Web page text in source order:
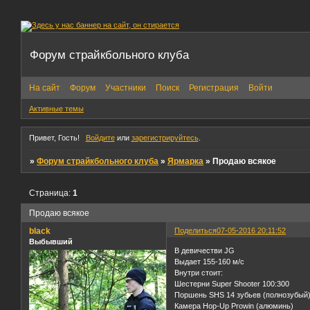
Форум страйкбольного клуба
На сайт Форум Участники Поиск Регистрация Войти
Активные темы
Привет, Гость! Войдитеили зарегистрируйтесь.
»Форум страйкбольного клуба »Ярмарка »Продаю всякое
Продаю всякое
Страница:1
Поделиться07-05-2016 20:11:52
black
Выбывший
В девичестви JG
Выдает 155-160 м/с
Внутри стоит:
Шестерни Super Shooter 100:300
Поршень SHS 14 зубьев
Камера Hop-Up Prowin (алюминь)